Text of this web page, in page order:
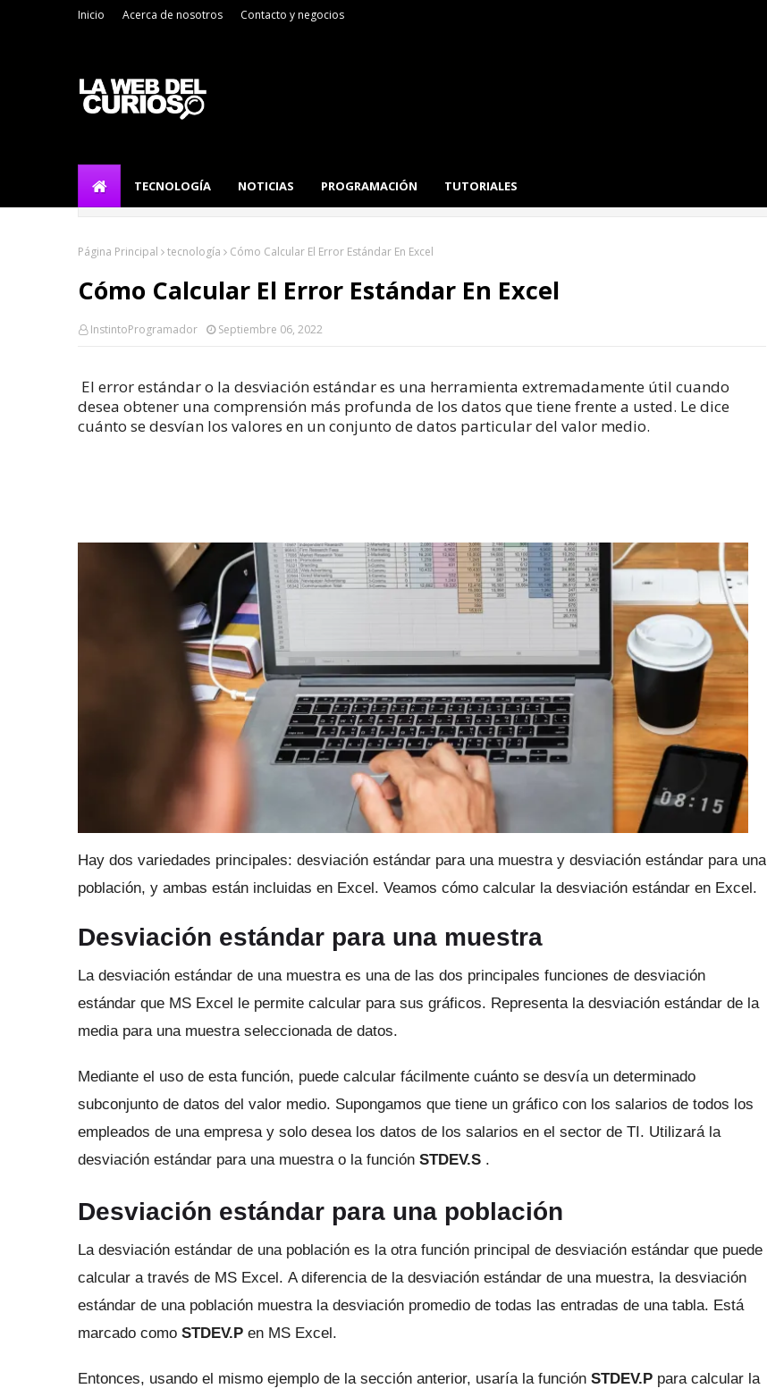
Inicio Acerca de nosotros Contacto y negocios
TECNOLOGÍA NOTICIAS PROGRAMACIÓN TUTORIALES
Página Principal tecnología Cómo Calcular El Error Estándar En Excel
Cómo Calcular El Error Estándar En Excel
InstintoProgramador Septiembre 06, 2022
El error estándar o la desviación estándar es una herramienta extremadamente útil cuando
desea obtener una comprensión más profunda de los datos que tiene frente a usted. Le dice
cuánto se desvían los valores en un conjunto de datos particular del valor medio.
Hay dos variedades principales: desviación estándar para una muestra y desviación estándar para una
población, y ambas están incluidas en Excel. Veamos cómo calcular la desviación estándar en Excel.
Desviación estándar para una muestra
La desviación estándar de una muestra es una de las dos principales funciones de desviación
estándar que MS Excel le permite calcular para sus gráficos. Representa la desviación estándar de la
media para una muestra seleccionada de datos.
Mediante el uso de esta función, puede calcular fácilmente cuánto se desvía un determinado
subconjunto de datos del valor medio. Supongamos que tiene un gráfico con los salarios de todos los
empleados de una empresa y solo desea los datos de los salarios en el sector de TI. Utilizará la
desviación estándar para una muestra o la función STDEV.S .
Desviación estándar para una población
La desviación estándar de una población es la otra función principal de desviación estándar que puede
calcular a través de MS Excel. A diferencia de la desviación estándar de una muestra, la desviación
estándar de una población muestra la desviación promedio de todas las entradas de una tabla. Está
marcado como STDEV.P en MS Excel.
Entonces, usando el mismo ejemplo de la sección anterior, usaría la función STDEV.P para calcular la